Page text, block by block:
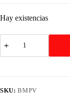
Hay existencias
Brújula
Portátil
Militar
SKU:BMPV